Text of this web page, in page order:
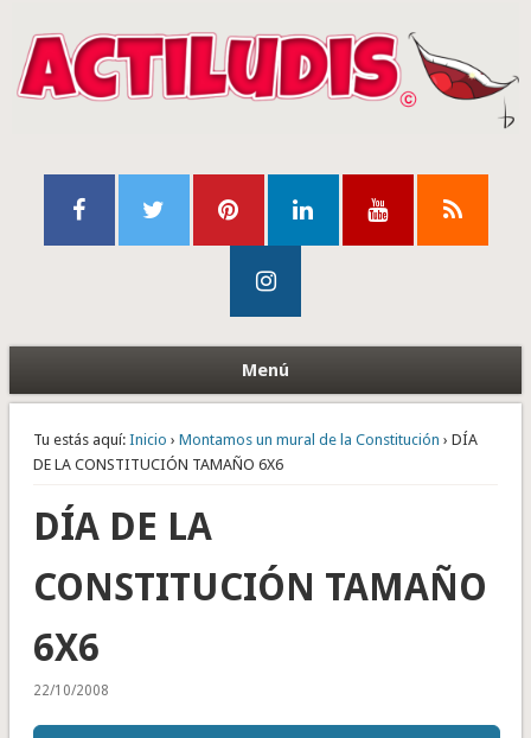
Menú
Tu estás aquí: Inicio › Montamos un mural de la Constitución › DÍA
DE LA CONSTITUCIÓN TAMAÑO 6X6
DÍA DE LA
CONSTITUCIÓN TAMAÑO
6X6
22/10/2008